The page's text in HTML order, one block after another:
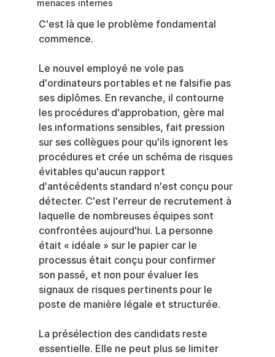
menaces internes
C'est là que le problème fondamental
commence.
Le nouvel employé ne vole pas
d'ordinateurs portables et ne falsifie pas
ses diplômes. En revanche, il contourne
les procédures d'approbation, gère mal
les informations sensibles, fait pression
sur ses collègues pour qu'ils ignorent les
procédures et crée un schéma de risques
évitables qu'aucun rapport
d'antécédents standard n'est conçu pour
détecter. C'est l'erreur de recrutement à
laquelle de nombreuses équipes sont
confrontées aujourd'hui. La personne
était « idéale » sur le papier car le
processus était conçu pour confirmer
son passé, et non pour évaluer les
signaux de risques pertinents pour le
poste de manière légale et structurée.
La présélection des candidats reste
essentielle. Elle ne peut plus se limiter